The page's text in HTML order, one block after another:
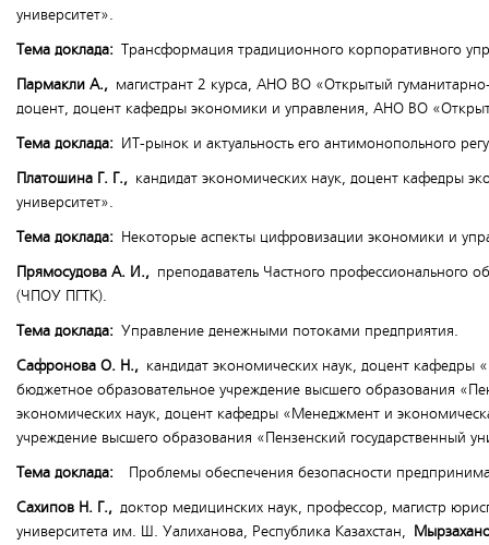
университет».
Тема доклада: Трансформация традиционного корпоративного
Пармакли А., магистрант 2 курса, АНО ВО «Открытый
доцент, доцент кафедры экономики и управления, АНО ВО
Тема доклада: ИТ-рынок и актуальность его антимонопольного
Платошина Г. Г., кандидат экономических наук, доцент кафедры
университет».
Тема доклада: Некоторые аспекты цифровизации экономики и
Прямосудова А. И., преподаватель Частного профессионального
(ЧПОУ ПГТК).
Тема доклада: Управление денежными потоками предприятия.
Сафронова О. Н., кандидат экономических наук, доцент кафедры
бюджетное образовательное учреждение высшего образования
экономических наук, доцент кафедры «Менеджмент и
учреждение высшего образования «Пензенский государственный
Тема доклада: Проблемы обеспечения безопасности
Сахипов Н. Г., доктор медицинских наук, профессор, магистр
университета им. Ш. Уалиханова, Республика Казахстан,